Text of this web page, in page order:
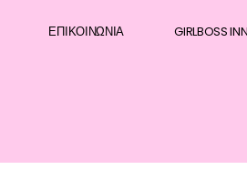
ΕΠΙΚΟΙΝΩΝΊΑ GIRLBOSS